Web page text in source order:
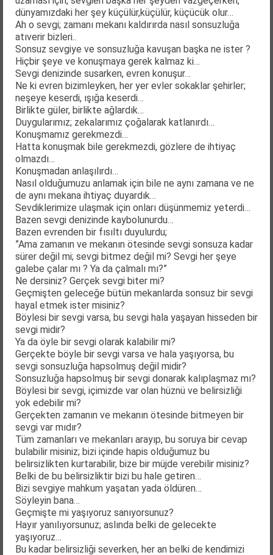
dünyamızdaki her şey küçülür,küçülür, küçücük olur…
Ah o sevgi; zamanı mekanı kaldırırda nasıl sonsuzluğa
atıverir bizleri..
Sonsuz sevgiye ve sonsuzluğa kavuşan başka ne ister ?
Hiçbir şeye ve konuşmaya gerek kalmaz ki…
Sevgi denizinde susarken, evren konuşur…
Ne ki evren bizimleyken, her yer evler sokaklar şehirler;
neşeye keserdi, ışığa keserdi…
Birlikte güler, birlikte ağlardık…
Duygularımız; zekalarımız çoğalarak katlanırdı…
Konuşmamız gerekmezdi…
Hatta konuşmak bile gerekmezdi, gözlere de ihtiyaç
olmazdı…
Konuşmadan anlaşılırdı…
Nasıl olduğumuzu anlamak için bile ne aynı zamana ve ne
de aynı mekana ihtiyaç duyardık…
Sevdiklerimize ulaşmak için onları düşünmemiz yeterdi…
Bazen sevgi denizinde kaybolunurdu…
Bazen evrenden bir fısıltı duyulurdu;
”Ama zamanın ve mekanın ötesinde sevgi sonsuza kadar
sürer değil mi; sevgi bitmez değil mi? Sevgi her şeye
galebe çalar mı ? Ya da çalmalı mı?”
Ne dersiniz? Gerçek sevgi biter mi?
Geçmişten geleceğe bütün mekanlarda sonsuz bir sevgi
hayal etmek ister misiniz?
Böylesi bir sevgi varsa, bu sevgi hala yaşayan hisseden bir
sevgi midir?
Ya da öyle bir sevgi olarak kalabilir mi?
Gerçekte böyle bir sevgi varsa ve hala yaşıyorsa, bu
sevgi sonsuzluğa hapsolmuş değil midir?
Sonsuzluğa hapsolmuş bir sevgi donarak kalıplaşmaz mı?
Böylesi bir sevgi, içimizde var olan hüznü ve belirsizliği
yok edebilir mi?
Gerçekten zamanın ve mekanın ötesinde bitmeyen bir
sevgi var mıdır?
Tüm zamanları ve mekanları arayıp, bu soruya bir cevap
bulabilir misiniz; bizi içinde hapis olduğumuz bu
belirsizlikten kurtarabilir, bize bir müjde verebilir misiniz?
Belki de bu belirsizliktir bizi bu hale getiren…
Bizi sevgiye mahkum yaşatan yada öldüren…
Söyleyin bana…
Geçmişte mi yaşıyoruz sanıyorsunuz?
Hayır yanılıyorsunuz; aslında belki de gelecekte
yaşıyoruz…
Bu kadar belirsizliği severken, her an belki de kendimizi